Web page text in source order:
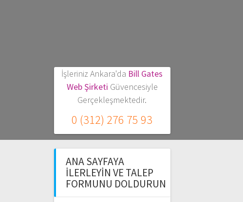
İşleriniz Ankara'da Bill Gates
Web Şirketi Güvencesiyle
Gerçekleşmektedir.
0 (312) 276 75 93
ANA SAYFAYA
İLERLEYIN VE TALEP
FORMUNU DOLDURUN